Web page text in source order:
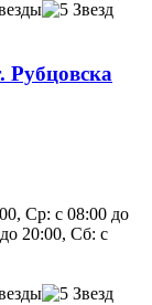
Рубцовска
Ср: с 08:00 до
20:00, Сб: с